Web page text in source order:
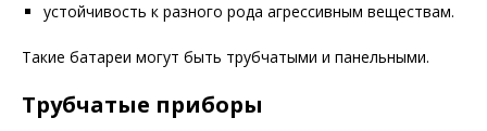
устойчивость к разного рода агрессивным веществам.
Такие батареи могут быть трубчатыми и панельными.
Трубчатые приборы